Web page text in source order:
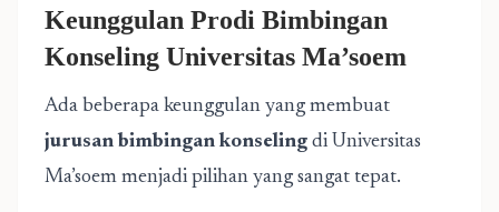
Keunggulan Prodi Bimbingan
Konseling Universitas Ma’soem
Ada beberapa keunggulan yang membuat
jurusan bimbingan konseling di Universitas
Ma’soem menjadi pilihan yang sangat tepat.